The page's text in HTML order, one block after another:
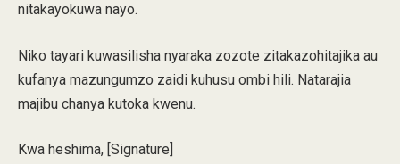
nitakayokuwa nayo.
Niko tayari kuwasilisha nyaraka zozote zitakazohitajika au
kufanya mazungumzo zaidi kuhusu ombi hili. Natarajia
majibu chanya kutoka kwenu.
Kwa heshima, [Signature]